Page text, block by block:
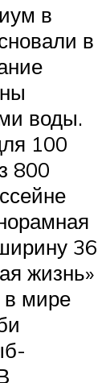
в
в
воды.
100
800
36
жизнь»
мире